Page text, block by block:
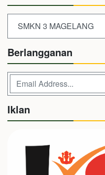
SMKN 3 MAGELANG
Berlangganan
Iklan